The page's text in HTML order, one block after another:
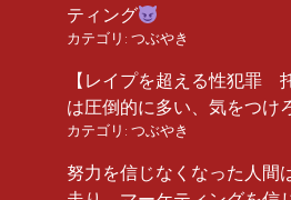
ティング
カテゴリ: つぶやき
【レイプを超える性犯罪
は圧倒的に多い、気をつけ
カテゴリ: つぶやき
努力を信じなくなった人間